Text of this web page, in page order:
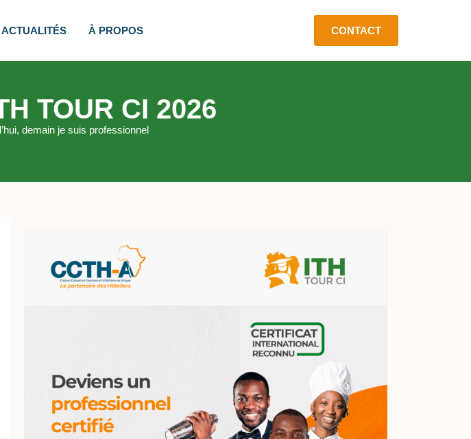
ACTUALITÉS À PROPOS CONTACT
TOUR CI 2026
demain je suis professionnel